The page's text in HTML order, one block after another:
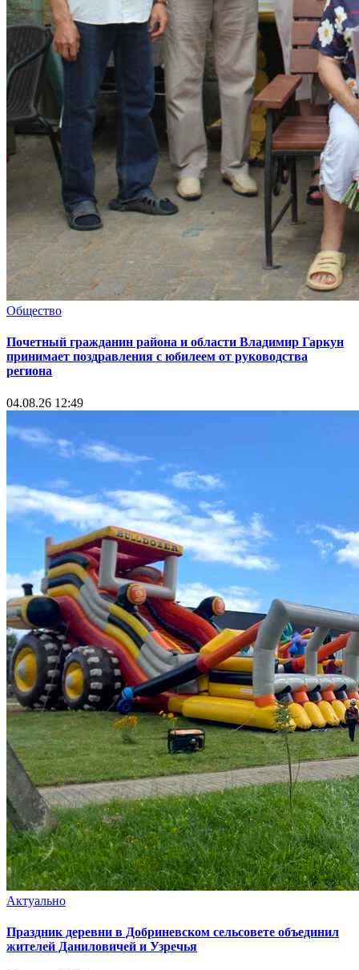
Общество
Почетный гражданин района и области Владимир Гаркун
принимает поздравления с юбилеем от руководства
региона
04.08.26 12:49
Актуально
Праздник деревни в Добриневском сельсовете объединил
жителей Даниловичей и Узречья